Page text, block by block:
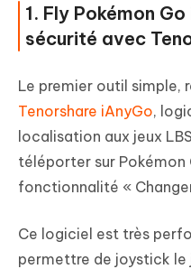
1. Fly Pokémon
sécurité avec
Le premier outil
Tenorshare iAnyGo,
localisation aux jeux
téléporter sur Pokémon
fonctionnalité «
Ce logiciel est très
permettre de joystick le